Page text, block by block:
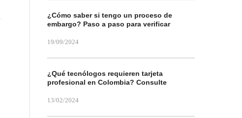
¿Cómo saber si tengo un proceso de
embargo? Paso a paso para verificar
19/09/2024
¿Qué tecnólogos requieren tarjeta
profesional en Colombia? Consulte
13/02/2024